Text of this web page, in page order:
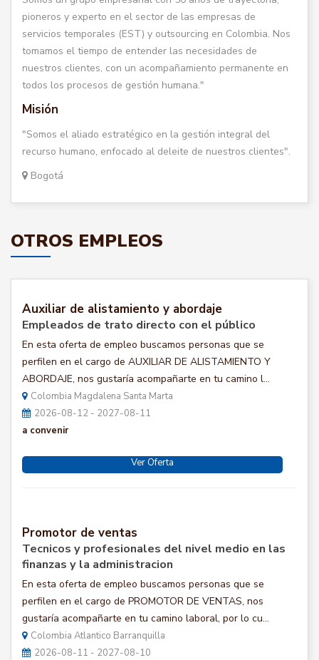
pioneros y experto en el sector de las empresas de
servicios temporales (EST) y outsourcing en Colombia. Nos
tomamos el tiempo de entender las necesidades de
nuestros clientes, con un acompañamiento permanente en
todos los procesos de gestión humana."
Misión
"Somos el aliado estratégico en la gestión integral del
recurso humano, enfocado al deleite de nuestros clientes".
Bogotá
OTROS EMPLEOS
Auxiliar de alistamiento y abordaje
Empleados de trato directo con el público
En esta oferta de empleo buscamos personas que se
perfilen en el cargo de AUXILIAR DE ALISTAMIENTO Y
ABORDAJE, nos gustaría acompañarte en tu camino l...
Colombia Magdalena Santa Marta
2026-08-12 - 2027-08-11
a convenir
Ver Oferta
Promotor de ventas
Tecnicos y profesionales del nivel medio en las
finanzas y la administracion
En esta oferta de empleo buscamos personas que se
perfilen en el cargo de PROMOTOR DE VENTAS, nos
gustaría acompañarte en tu camino laboral, por lo cu...
Colombia Atlantico Barranquilla
2026-08-11 - 2027-08-10